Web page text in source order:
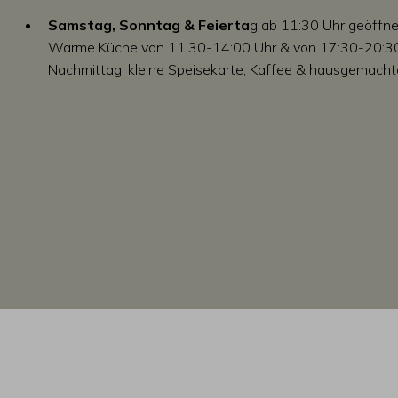
Samstag, Sonntag & Feiertag ab 11:30 Uhr
Warme Küche von 11:30-14:00 Uhr & von 17:30-
Nachmittag: kleine Speisekarte, Kaffee &